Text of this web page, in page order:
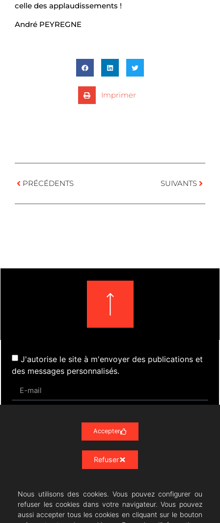
celle des applaudissements !
André PEYREGNE
Imprimer
PRÉCÉDENTS SUIVANTS
J'autorise le site à m'envoyer des publications et
des messages personnalisés.
Évènements Presse
Contact
Mentions Légales
Nous utilisons des cookies. Vous pouvez configurer ou
refuser les cookies dans votre navigateur. Vous pouvez
aussi accepter tous les cookies en cliquant sur le bouton
Accepter
Refuser